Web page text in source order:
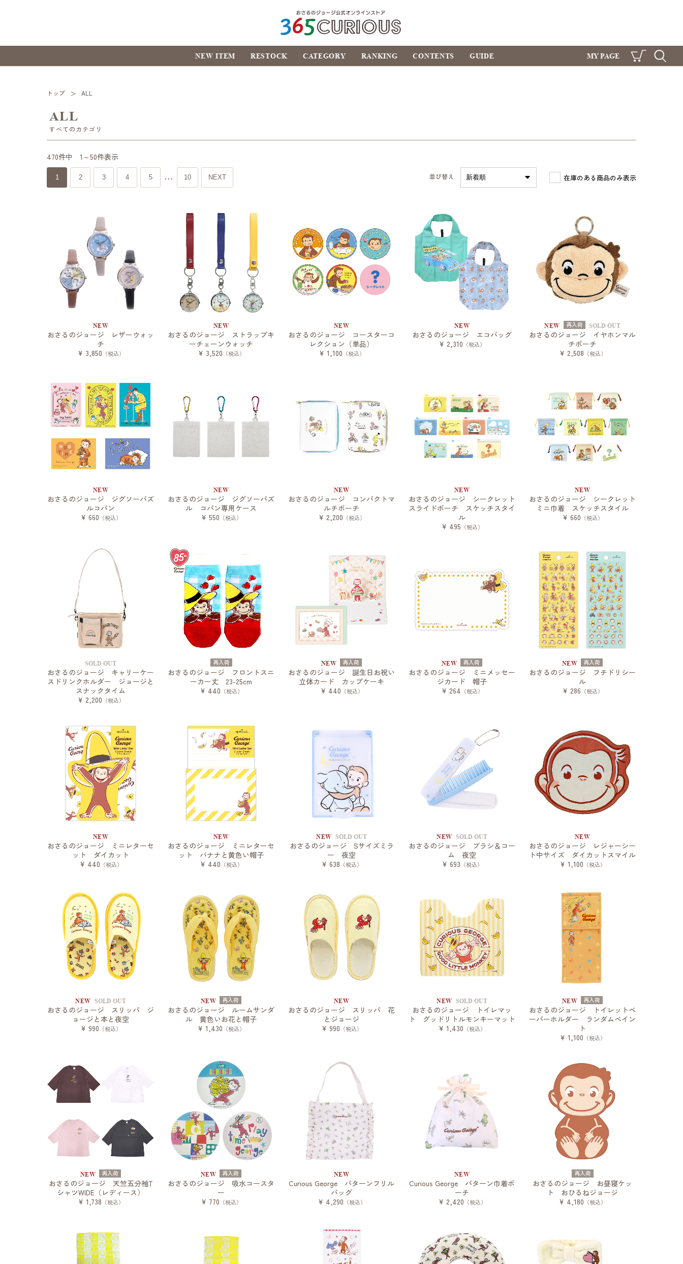
おさるのジョージ公式オ
ンラインストア
NEW ITEM RESTOCK CATEGORY RANKING CONTENTS GUIDE
MY PAGE
CART SEARCH
トップ ALL
ALL
すべてのカテゴリ
470件中 1～50件表示
1 2 3 4 5 10 NEXT 在庫のある商品のみ表示
並び替え
NEW
おさるのジョージ レザーウォッ
チ
¥ 3,850 （税込）
NEW
おさるのジョージ ストラップキ
ーチェーンウォッチ
¥ 3,520 （税込）
NEW
おさるのジョージ コースターコ
レクション（単品）
¥ 1,100 （税込）
NEW
おさるのジョージ エコバッグ
¥ 2,310 （税込）
NEW 再入荷 SOLD OUT
おさるのジョージ イヤホンマル
チポーチ
¥ 2,508 （税込）
NEW
おさるのジョージ ジグソーパズ
ルコパン
¥ 660 （税込）
NEW
おさるのジョージ ジグソーパズ
ル コパン専用ケース
¥ 550 （税込）
NEW
おさるのジョージ コンパクトマ
ルチポーチ
¥ 2,200 （税込）
NEW
おさるのジョージ シークレット
スライドポーチ スケッチスタイ
ル
¥ 495 （税込）
NEW
おさるのジョージ シークレット
ミニ巾着 スケッチスタイル
¥ 660 （税込）
SOLD OUT
おさるのジョージ キャリーケー
スドリンクホルダー ジョージと
スナックタイム
¥ 2,200 （税込）
再入荷
おさるのジョージ フロントスニ
ーカー丈 23-25cm
¥ 440 （税込）
NEW 再入荷
おさるのジョージ 誕生日お祝い
立体カード カップケーキ
¥ 440 （税込）
NEW 再入荷
おさるのジョージ ミニメッセー
ジカード 帽子
¥ 264 （税込）
NEW 再入荷
おさるのジョージ フチドリシー
ル
¥ 286 （税込）
NEW
おさるのジョージ ミニレターセ
ット ダイカット
¥ 440 （税込）
NEW
おさるのジョージ ミニレターセ
ット バナナと黄色い帽子
¥ 440 （税込）
NEW SOLD OUT
おさるのジョージ Sサイズミラ
ー 夜空
¥ 638 （税込）
NEW SOLD OUT
おさるのジョージ ブラシ＆コー
ム 夜空
¥ 693 （税込）
NEW
おさるのジョージ レジャーシー
ト中サイズ ダイカットスマイル
¥ 1,100 （税込）
NEW SOLD OUT
おさるのジョージ スリッパ ジ
ョージと本と夜空
¥ 990 （税込）
NEW 再入荷
おさるのジョージ ルームサンダ
ル 黄色いお花と帽子
¥ 1,430 （税込）
NEW
おさるのジョージ スリッパ 花
とジョージ
¥ 990 （税込）
NEW SOLD OUT
おさるのジョージ トイレマッ
ト グッドリトルモンキーマット
¥ 1,430 （税込）
NEW 再入荷
おさるのジョージ トイレットペ
ーパーホルダー ランダムペイン
ト
¥ 1,100 （税込）
NEW 再入荷
おさるのジョージ 天竺五分袖T
シャツWIDE（レディース）
¥ 1,738 （税込）
NEW 再入荷
おさるのジョージ 吸水コースタ
ー
¥ 770 （税込）
NEW
Curious George パターンフリル
バッグ
¥ 4,290 （税込）
NEW
Curious George パターン巾着ポ
ーチ
¥ 2,420 （税込）
再入荷
おさるのジョージ お昼寝ケッ
ト おひるねジョージ
¥ 4,180 （税込）